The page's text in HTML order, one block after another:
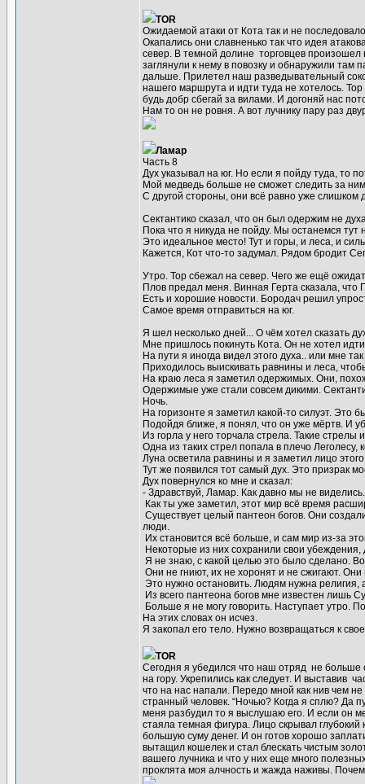
TOR
Ожидаемой атаки от Кота так и не
Окапались они славненько так что идея
север. В темной долине торговцев
заглянули к нему в повозку и обнаружили там
дальше. Прилетел наш разведывательный
нашего маршрута и идти туда не хотелось.
будь добр сбегай за вилами. И догоняй нас
Нам то он не ровня. А вот лучнику пару раз
Ламар
Часть 8
Дух указывал на юг. Но если я пойду туда, то
Мой медведь больше не сможет следить за
С другой стороны, они всё равно уже слишком
Сектантико сказал, что он был одержим не
Пока что я никуда не пойду. Мы останемся тут
Это идеальное место! Тут и горы, и леса, и
Кажется, Кот что-то задумал. Рядом бродит
Утро. Тор сбежал на север. Чего же ещё
Плов предал меня. Винная Герта сказала,
Есть и хорошие новости. Бородач решил
Самое время отправиться на юг.
Я шел несколько дней... О чём хотел сказать
Мне пришлось покинуть Кота. Он не хотел
На пути я иногда видел этого духа.. или мне
Приходилось выискивать равнины и леса,
На краю леса я заметил одержимых. Они,
Одержимые уже стали совсем дикими.
Ночь.
На горизонте я заметил какой-то силуэт. Это
Подойдя ближе, я понял, что он уже мёртв. И
Из горла у него торчала стрела. Такие стрелы
Одна из таких стрел попала в плечо Леголесу,
Луна осветила равнины и я заметил лицо
Тут же появился тот самый дух. Это призрак
Дух повернулся ко мне и сказал:
- Здравствуй, Ламар. Как давно мы не
Как ты уже заметил, этот мир всё время
Существует целый пантеон богов. Они
люди.
Их становится всё больше, и сам мир из-за
Некоторые из них сохранили свои
Я не знаю, с какой целью это было сделано.
Они не гниют, их не хоронят и не сжигают.
Это нужно остановить. Людям нужна религия,
Из всего пантеона богов мне известен лишь
Больше я не могу говорить. Наступает утро.
На этих словах он исчез.
Я закопал его тело. Нужно возвращаться к
TOR
Сегодня я убедился что наш отряд не больше
на гору. Укрепились как следует. И выставив
что на нас напали. Передо мной как нив чем
странный человек. “Ночью? Когда я сплю? Да
меня разбудил то я выслушаю его. И если он
стаяла темная фигура. Лицо скрывал
большую суму денег. И он готов хорошо
вытащил кошелек и стал блескать чистым
вашего лучника и что у них еще много
проклята моя алчность и жажда наживы.